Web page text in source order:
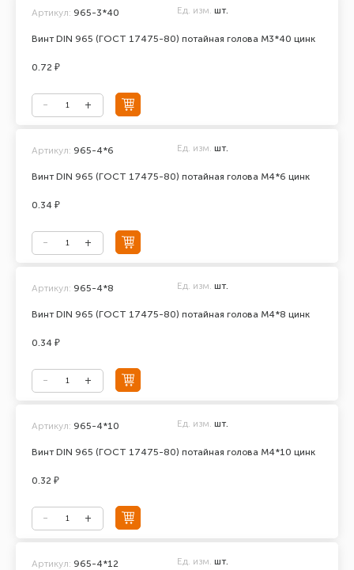
Винт DIN 965 (ГОСТ 17475-80) потайная голова М3*40 цинк
Артикул: 965-3*40 Ед. изм. шт.
0.72 ₽
Винт DIN 965 (ГОСТ 17475-80) потайная голова М4*6 цинк
Артикул: 965-4*6 Ед. изм. шт.
0.34 ₽
Винт DIN 965 (ГОСТ 17475-80) потайная голова М4*8 цинк
Артикул: 965-4*8 Ед. изм. шт.
0.34 ₽
Винт DIN 965 (ГОСТ 17475-80) потайная голова М4*10 цинк
Артикул: 965-4*10 Ед. изм. шт.
0.32 ₽
Артикул: 965-4*12 Ед. изм. шт.